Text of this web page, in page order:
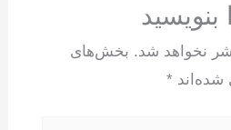
بنویسید
نخواهد شد. بخش‌های
شده‌اند *